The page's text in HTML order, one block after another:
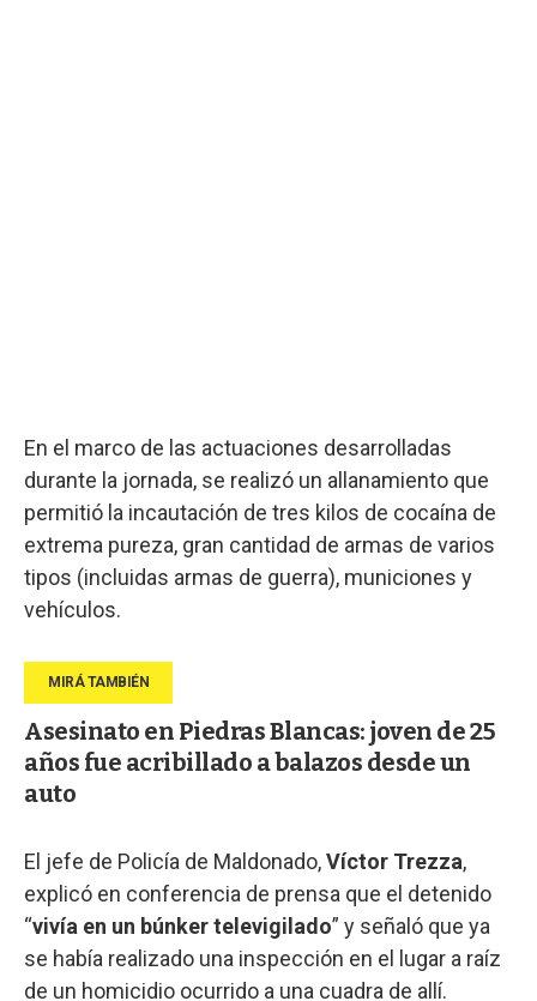
En el marco de las actuaciones desarrolladas
durante la jornada, se realizó un allanamiento que
permitió la incautación de tres kilos de cocaína de
extrema pureza, gran cantidad de armas de varios
tipos (incluidas armas de guerra), municiones y
vehículos.
Asesinato en Piedras Blancas: joven de 25
años fue acribillado a balazos desde un
auto
El jefe de Policía de Maldonado,Víctor Trezza,
explicó en conferencia de prensa que el detenido
“vivía en un búnker televigilado” y señaló que ya
se había realizado una inspección en el lugar a raíz
de un homicidio ocurrido a una cuadra de allí.